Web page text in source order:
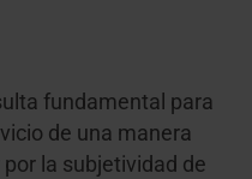
fundamental para
de una manera
la subjetividad de